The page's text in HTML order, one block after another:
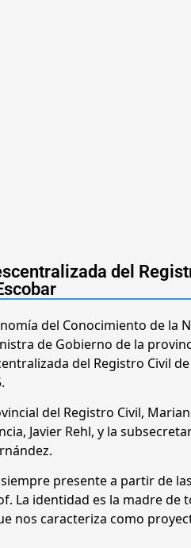
del
del Conocimiento de la
de Gobierno de la
del Registro Civil
del Registro Civil,
Javier Rehl, y la
presente a partir de
La identidad es la madre de
nos caracteriza como